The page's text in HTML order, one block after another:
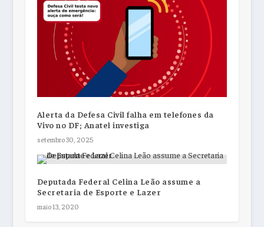
Alerta da Defesa Civil falha em telefones da
Vivo no DF; Anatel investiga
setembro 30, 2025
Deputada Federal Celina Leão assume a
Secretaria de Esporte e Lazer
maio 13, 2020